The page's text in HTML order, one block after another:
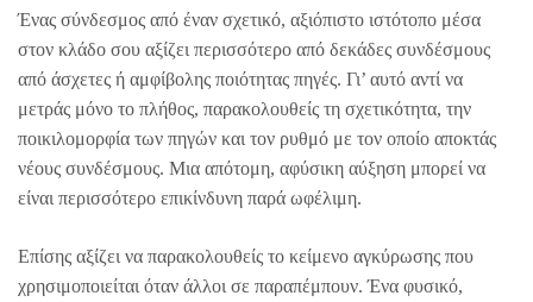
Ένας σύνδεσμος από έναν σχετικό, αξιόπιστο ιστότοπο μέσα
στον κλάδο σου αξίζει περισσότερο από δεκάδες συνδέσμους
από άσχετες ή αμφίβολης ποιότητας πηγές. Γι’ αυτό αντί να
μετράς μόνο το πλήθος, παρακολουθείς τη σχετικότητα, την
ποικιλομορφία των πηγών και τον ρυθμό με τον οποίο αποκτάς
νέους συνδέσμους. Μια απότομη, αφύσικη αύξηση μπορεί να
είναι περισσότερο επικίνδυνη παρά ωφέλιμη.
Επίσης αξίζει να παρακολουθείς το κείμενο αγκύρωσης που
χρησιμοποιείται όταν άλλοι σε παραπέμπουν. Ένα φυσικό,